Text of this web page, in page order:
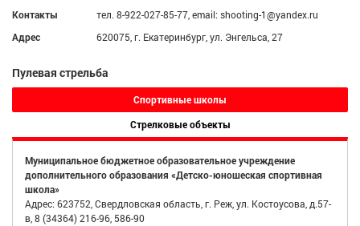
Контакты
тел. 8-922-027-85-77, email: shooting-1@yandex.ru
Адрес
620075, г. Екатеринбург, ул. Энгельса, 27
Пулевая стрельба
Спортивные школы
Стрелковые объекты
Муниципальное бюджетное образовательное учреждение
дополнительного образования «Детско-юношеская спортивная
школа»
Адрес: 623752, Свердловская область, г. Реж, ул. Костоусова, д.57-
в, 8 (34364) 216-96, 586-90